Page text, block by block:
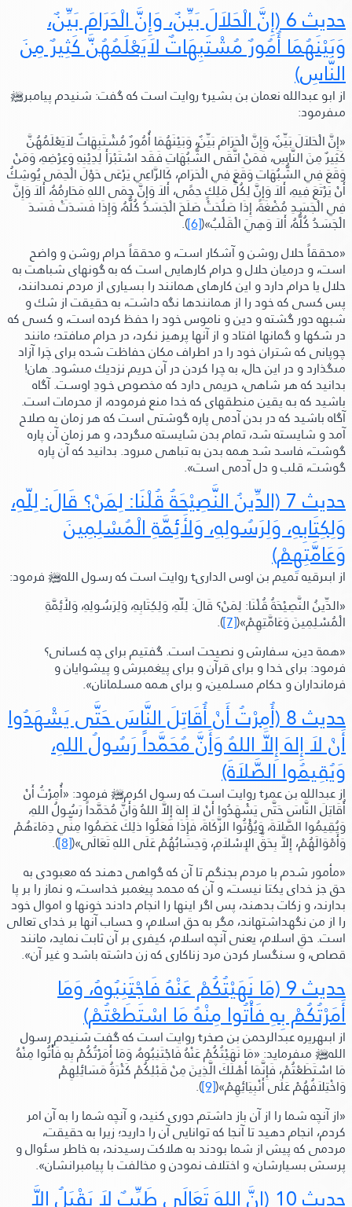
حديث 6 (إِنَّ الْحَلاَلَ بَيِّنٌ، وَإِنَّ الْحَرَامَ بَيِّنٌ،
وَبَيْنَهُمَا أُمُورٌ مُشْتَبِهَاتٌ لاَيَعْلَمُهُنَّ كَثِيرٌ مِنَ
النَّاسِ)
از ابو عبدالله نعمان بن بشيرtروايت است كه گفت: شنيدم پيامبرﷺ‬
مىفرمود:
«إِنَّ الْحَلاَلَ بَيِّنٌ، وَإِنَّ الْحَرَامَ بَيِّنٌ، وَبَيْنَهُمَا أُمُورٌ مُشْتَبِهَاتٌ لاَيَعْلَمُهُنَّ
كَثِيرٌ مِنَ النَّاسِ، فَمَنْ اتَّقَى الشُّبُهَاتِ فَقَد اسْتَبْرَأَ لِدِيْنِهِ وَعِرْضِهِ، وَمَنْ
وَقَعَ فِي الشُّبُهَاتِ وَقَعَ فِي الْحَرَام، كَالرَّاعِي يَرْعَى حَوْلَ الْحِمَى يُوشِكُ
أَنْ يَرْتَعَ فِيهِ، أَلاَ وَإِنَّ لِكُلِّ مَلِكٍ حِمًى، أَلاَ وَإِنَّ حِمَى اللهِ مَحَارِمُهُ، أَلاَ وَإِنَّ
فِي الْجَسَدِ مُضْغَةً، إِذَا صَلُحَتْ صَلَحَ الْجَسَدُ كُلُّهُ، وَإِذَا فَسَدَتْ فَسَدَ
الْجَسَدُ كُلُّهُ، أَلاَ وَهِيَ الْقَلْبُ»(
[6]
).
«محققاً حلال روشن و آشكار است، و محققاً حرام روشن و واضح
است، و درميان حلال و حرام كارهايى است كه به گونهاى شباهت به
حلال يا حرام دارد و اين كارهاى همانند را بسيارى از مردم نمىدانند،
پس كسى كه خود را از همانندها نگه داشت، به حقيقت از شك و
شبهه دور گشته و دين و ناموس خود را حفظ كرده است، و كسى كه
در شكها و گمانها افتاد و از آنها پرهيز نكرد، در حرام مىافتد؛ مانند
چوپانى كه شتران خود را در اطراف مكان حفاظت شده براى چَرا آزاد
مىگذارد و در اين حال، به چرا كردن در آن حريم نزديك مىشود. هان!
بدانيد كه هر شاهى، حريمى دارد كه مخصوص خـودِ اوسـت. آگاه
باشيد كه بـه يقين منطقهاى كه خدا منع فرموده، از محرمات است.
آگاه باشيد كه در بدن آدمى پاره گوشتى است كه هر زمان به صلاح
آمد و شايسته شد، تمام بدن شايسته مىگردد، و هر زمان آن پاره
گوشت، فاسد شد همه بدن به تباهى مىرود. بدانيد كه آن پاره
گوشت، قلب و دل آدمى است».
حديث 7 (الدِّينُ النَّصِيْحَةُ قُلْنَا: لِمَنْ؟قَالَ:لِلّهِ،
وَلِكِتَابِهِ، وَلِرَسُولِهِ، وَلأَئِمَّةِ الْمُسْلِمِينَ
وَعَامَّتِهِمْ)
از ابىرقيه تميم بن اوس الدارىtروايت است كه رسول اللهﷺ‬فرمود:
«الدِّينُ النَّصِيْحَةُ قُلْنَا: لِمَنْ؟قَالَ:لِلّهِ، وَلِكِتَابِهِ، وَلِرَسُولِهِ، وَلأَئِمَّةِ
الْمُسْلِمِينَ وَعَامَّتِهِمْ»(
[7]
).
«همة دين، سفارش و نصيحت است. گفتيم براى چه كسانى؟
فرمود:براى خدا و براى قرآن و براى پيغمبرش و پيشوايان و
فرمانداران و حكام مسلمين، و براى همه مسلمانان».
حديث 8 (أُمِرْتُ أَنْ أُقَاتِلَ النَّاسَ حَتَّى يَشْهَدُوا
أَنْ لاَ إِلهَ إِلاَّ اللهُ وَأَنَّ مُحَمَّداً رَسُولُ اللهِ،
وَيُقِيمُوا الصَّلاَةَ)
از عبدالله بن عمرtروايت است كه رسول اكرمﷺ‬فرمود: «أُمِرْتُ أَنْ
أُقَاتِلَ النَّاسَ حَتَّى يَشْهَدُوا أَنْ لاَ إِلهَ إِلاَّ اللهُ وَأَنَّ مُحَمَّداً رَسُولُ اللهِ،
وَيُقِيمُوا الصَّلاَةَ، وَيُؤْتُوا الزَّكَاةَ، فَإِذَا فَعَلُوا ذلِكَ عَصَمُوا مِنِّي دِمَاءَهُمْ
وَأَمْوَالَهُمْ، إِلاَّ بِحَقِّ الإِسْلاَمِ، وَحِسَابُهُمْ عَلَى اللهِ تَعَالَى»(
[8]
).
«مأمور شدم با مردم بجنگم تا آن كه گواهى دهند كه معبودى به
حق جز خداى يكتا نيست، و آن كه محمد پيغمبر خداست، و نماز را بر پا
بدارند، و زكات بدهند، پس اگر اينها را انجام دادند خونها و اموال خود
را از من نگهداشتهاند، مگر به حق اسلام، و حساب آنها بر خداى تعالى
است. حقِ اسلام، يعنى آنچه اسلام، كيفرى بر آن ثابت نمايد، مانند
قصاص، و سنگسار كردن مرد زناكارى كه زن داشته باشد و غير آن».
حديث 9 (مَا نَهَيْتُكُمْ عَنْهُ فَاجْتَنِبُوهُ، وَمَا
أَمَرْتُكُمْ بِهِ فَأْتُوا مِنْهُ مَا اسْتَطَعْتُمْ)
از ابىهريره عبدالرحمن بن صخرtروايت است كه گفت شنيدم رسول
اللهﷺ‬مىفرمايد: «مَا نَهَيْتُكُمْ عَنْهُ فَاجْتَنِبُوهُ، وَمَا أَمَرْتُكُمْ بِهِ فَأْتُوا مِنْهُ
مَا اسْتَطَعْتُمْ، فَإِنَّمَا أَهْلَكَ الَّذِينَ مِنْ قَبْلِكُمْ كَثْرَةُ مَسَائِلِهِمْ
وَاخْتِلاَفُهُمْ عَلَى أَنْبِيَائِهِمْ»(
[9]
).
«از آنچه شما را از آن باز داشتم دورى كنيد، و آنچه شما را به آن امر
كردم، انجام دهيد تا آنجا كه توانايى آن را داريد؛ زيرا به حقيقت،
مردمى كه پيش از شما بودند به هلاكت رسيدند، به خاطر سئوال و
پرسش بسيارشان، و اختلاف نمودن و مخالفت با پيامبرانشان».
حديث 10 (إِنَّ اللهَ تَعَالَى طَيِّبٌ لاَ يَقْبَلُ إِلاَّ